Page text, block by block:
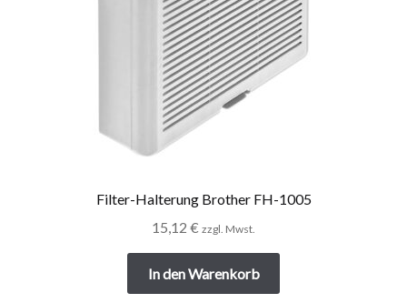
Filter-Halterung Brother FH-1005
15,12 € zzgl. Mwst.
In den Warenkorb